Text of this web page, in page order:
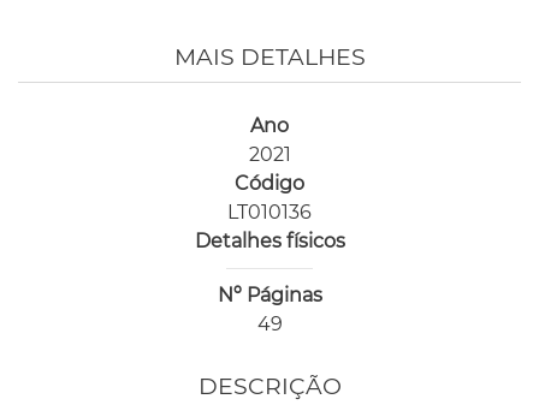
MAIS DETALHES
Ano
2021
Código
LT010136
Detalhes físicos
Nº Páginas
49
DESCRIÇÃO